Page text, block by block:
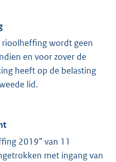
rioolheffing wordt geen
en voor zover de
heeft op de belasting
lid.
2019” van 11
met ingang van